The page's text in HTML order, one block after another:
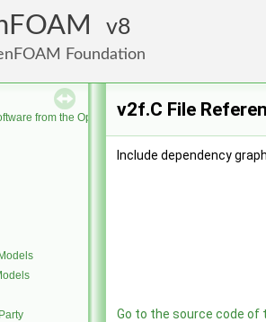
8
Foundation
from the OpenFOAM Foundation
v2f.C File
Include dependency
Go to the source code of